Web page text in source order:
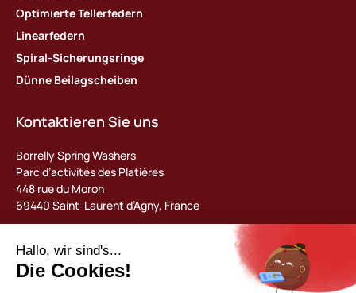
Optimierte Tellerfedern
Linearfedern
Spiral-Sicherungsringe
Dünne Beilagscheiben
Kontaktieren Sie uns
Borrelly Spring Washers
Parc d’activités des Platières
448 rue du Moron
69440 Saint-Laurent d’Agny, France
contact@borrelly.com